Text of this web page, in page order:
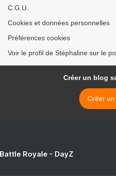
C.G.U.
Cookies et données personnelles
Préférences cookies
Voir le profil de Stéphaline sur le
Créer un blog
Créer un
Royale - DayZ